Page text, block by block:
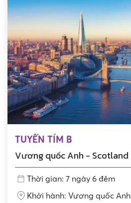
TUYẾN TÍM B
Vương quốc Anh - Scotland
Thời gian: 7 ngày 6 đêm
Khởi hành: Vương quốc Anh